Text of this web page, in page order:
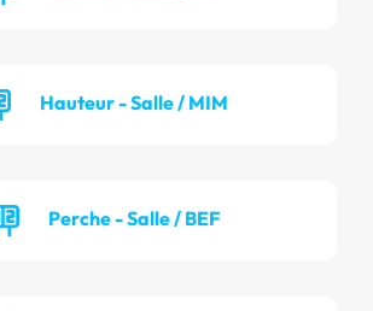
Hauteur - Salle / MIM
Perche - Salle / BEF